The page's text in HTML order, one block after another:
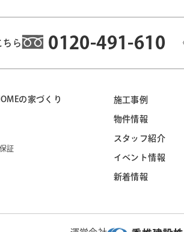
ちら 0120-491-610
の家づくり
証
施工事例
物件情報
スタッフ紹介
イベント情報
新着情報